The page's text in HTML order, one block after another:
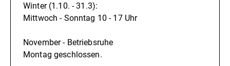
Winter (1.10. - 31.3):
Mittwoch - Sonntag 10 - 17 Uhr
November - Betriebsruhe
Montag geschlossen.